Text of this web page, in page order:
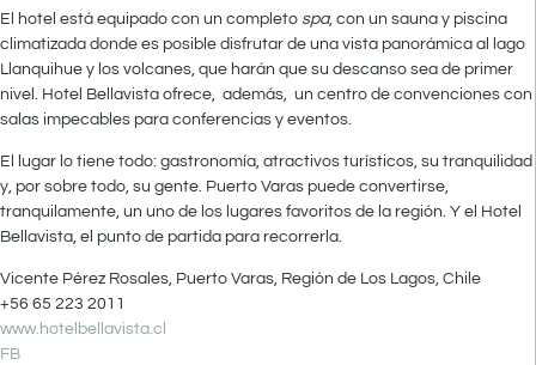
El hotel está equipado con un completo spa, con un sauna y piscina
climatizada donde es posible disfrutar de una vista panorámica al lago
Llanquihue y los volcanes, que harán que su descanso sea de primer
nivel. Hotel Bellavista ofrece, además, un centro de convenciones con
salas impecables para conferencias y eventos.
El lugar lo tiene todo: gastronomía, atractivos turísticos, su tranquilidad
y, por sobre todo, su gente. Puerto Varas puede convertirse,
tranquilamente, un uno de los lugares favoritos de la región. Y el Hotel
Bellavista, el punto de partida para recorrerla.
Vicente Pérez Rosales, Puerto Varas, Región de Los Lagos, Chile
+56 65 223 2011
www.hotelbellavista.cl
FB